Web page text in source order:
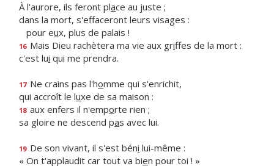
À l'aurore, ils feront place au juste ;
dans la mort, s'effaceront leurs visages :
pour eux, plus de palais !
16 Mais Dieu rachètera ma vie aux griffes de la mort :
c'est lui qui me prendra.
17 Ne crains pas l'homme qui s'enrichit,
qui accroît le luxe de sa maison :
18 aux enfers il n'emporte rien ;
sa gloire ne descend pas avec lui.
19 De son vivant, il s'est béni lui-même :
« On t'applaudit car tout va bien pour toi ! »